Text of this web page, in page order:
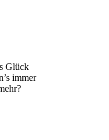
Glück
immer